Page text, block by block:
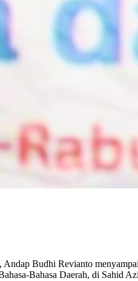
Budhi Revianto
Bahasa Daerah, di Sahid